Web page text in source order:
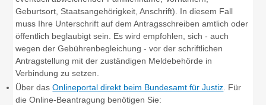
Geburtsort, Staatsangehörigkeit, Anschrift) . In diesem Fall
muss Ihre Unterschrift auf dem Antragsschreiben amtlich oder
öffentlich beglaubigt sein. Es wird empfohlen, sich - auch
wegen der Gebührenbegleichung - vor der schriftlichen
Antragstellung mit der zuständigen Meldebehörde in
Verbindung zu setzen.
Über dasOnlineportal direkt beim Bundesamt für Justiz . Für
die Online-Beantragung benötigen Sie: